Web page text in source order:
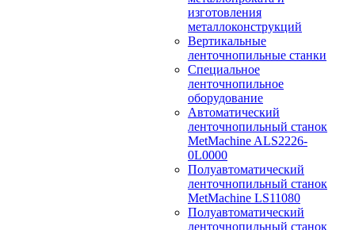
изготовления
металлоконструкций
Вертикальные
ленточнопильные станки
Специальное
ленточнопильное
оборудование
Автоматический
ленточнопильный станок
MetMachine ALS2226-
0L0000
Полуавтоматический
ленточнопильный станок
MetMachine LS11080
Полуавтоматический
ленточнопильный станок